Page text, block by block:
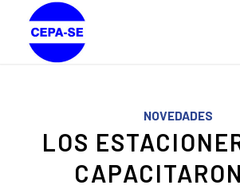
NOVEDADES
LOS